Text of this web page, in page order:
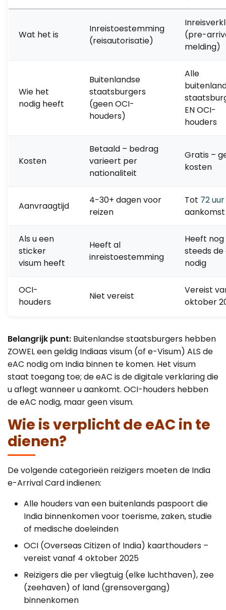
Wat het is
Inreistoestemming
(reisautorisatie)
(pre-
melding)
Wie het
nodig heeft
Buitenlandse
staatsburgers
(geen OCI-
houders)
Alle
EN OCI-
houders
Kosten
Betaald – bedrag
varieert per
nationaliteit
Gratis –
kosten
Aanvraagtijd
4-30+ dagen voor
reizen
Tot 72 uur
aankomst
Als u een
sticker
visum heeft
Heeft al
inreistoestemming
Heeft nog
steeds de
nodig
OCI-
houders
Niet vereist
Vereist
oktober
Belangrijk punt: Buitenlandse staatsburgers hebben
ZOWEL een geldig Indiaas visum (of e-Visum) ALS de
eAC nodig om India binnen te komen. Het visum
staat toegang toe; de eAC is de digitale verklaring die
u aflegt wanneer u aankomt. OCI-houders hebben
de eAC nodig, maar geen visum.
Wie is verplicht de eAC in te
dienen?
De volgende categorieën reizigers moeten de India
e-Arrival Card indienen:
Alle houders van een buitenlands paspoort die
India binnenkomen voor toerisme, zaken, studie
of medische doeleinden
OCI (Overseas Citizen of India) kaarthouders –
vereist vanaf 4 oktober 2025
Reizigers die per vliegtuig (elke luchthaven), zee
(zeehaven) of land (grensovergang)
binnenkomen